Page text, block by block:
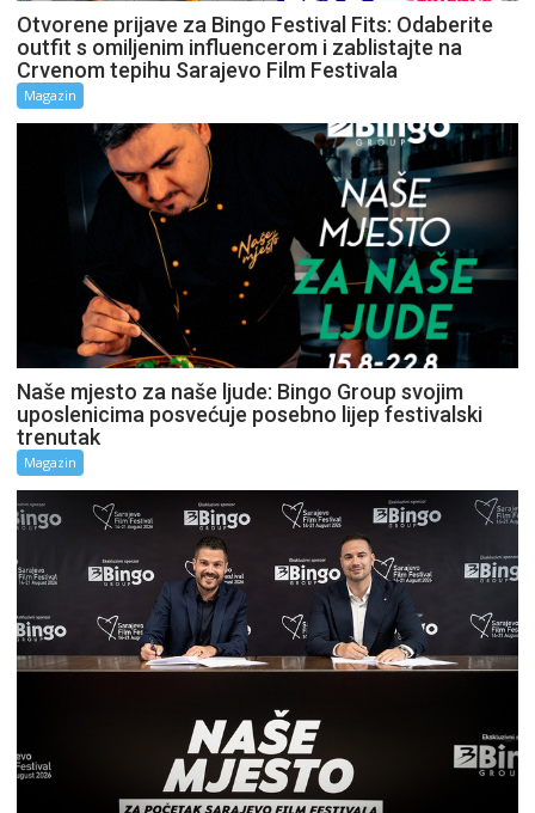
Otvorene prijave za Bingo Festival Fits: Odaberite
outfit s omiljenim influencerom i zablistajte na
Crvenom tepihu Sarajevo Film Festivala
Magazin
Naše mjesto za naše ljude: Bingo Group svojim
uposlenicima posvećuje posebno lijep festivalski
trenutak
Magazin